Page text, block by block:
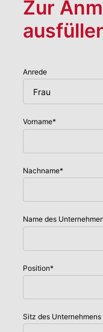
Zur
Anrede
Vorname*
Nachname*
Name des
Position*
Sitz des Unternehmens